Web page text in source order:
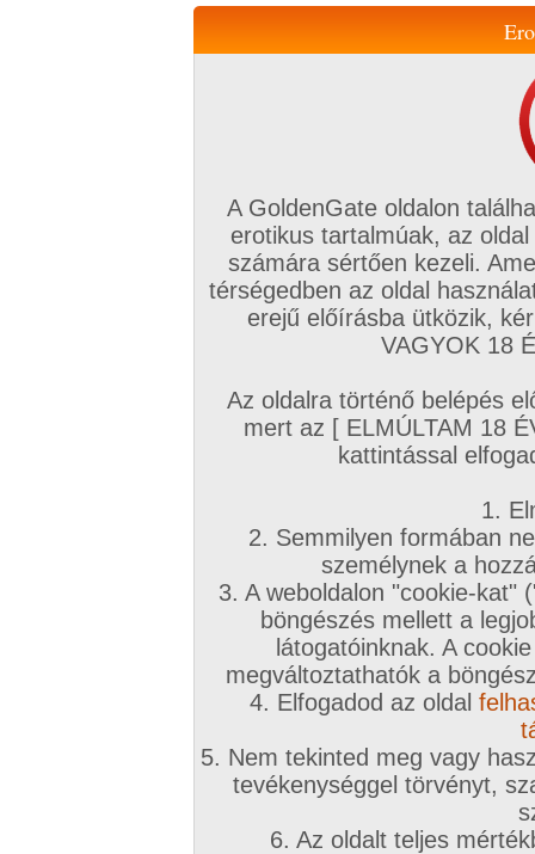
Magyar amatőrök
Képsorozat (Magyar lányok)/
A GoldenGate oldalon
erotikus tartalmúak, az
számára sértően kezeli.
térségedben az oldal
erejű előírásba ütközik,
VAGYOK 18
Az oldalra történő belépés
mert az [ ELMÚLTAM 18
kattintással
1.
2. Semmilyen formában
személynek a
3. A weboldalon "cookie-kat"
böngészés mellett a
látogatóinknak. A
megváltoztathatók a
4. Elfogadod az oldal
5. Nem tekinted meg vagy
tevékenységgel törvényt,
6. Az oldalt teljes